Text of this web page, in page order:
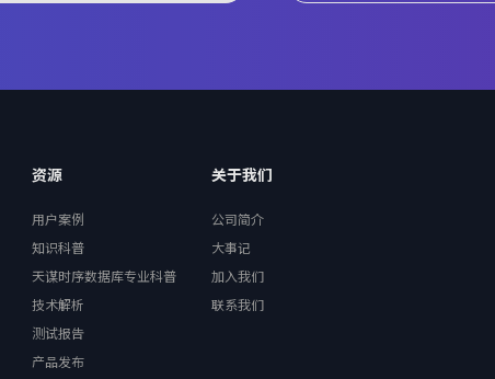
资源
用户案例
知识科普
天谋时序数据库专业科普
技术解析
测试报告
产品发布
关于我们
公司简介
大事记
加入我们
联系我们